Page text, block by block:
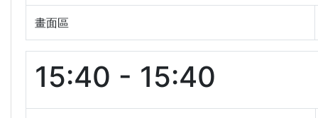
畫面區
15:40 - 15:40